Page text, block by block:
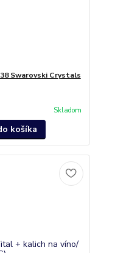
Swarovski Crystals
Skladom
košíka